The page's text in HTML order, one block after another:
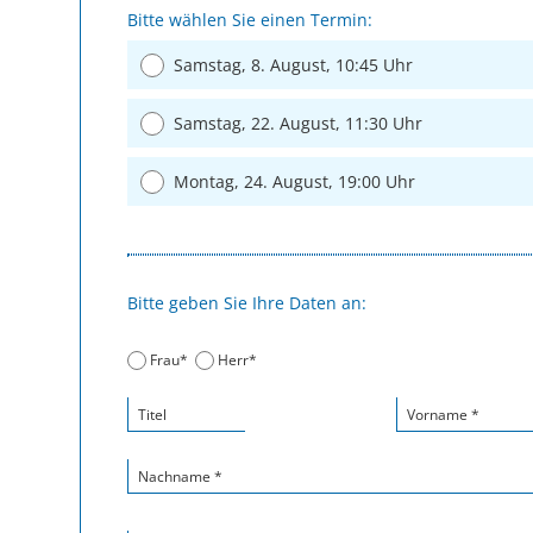
Bitte wählen Sie einen Termin:
Samstag, 8. August, 10:45 Uhr
Samstag, 22. August, 11:30 Uhr
Montag, 24. August, 19:00 Uhr
Bitte geben Sie Ihre Daten an:
Frau* Herr*
Titel Vorname *
Nachname *